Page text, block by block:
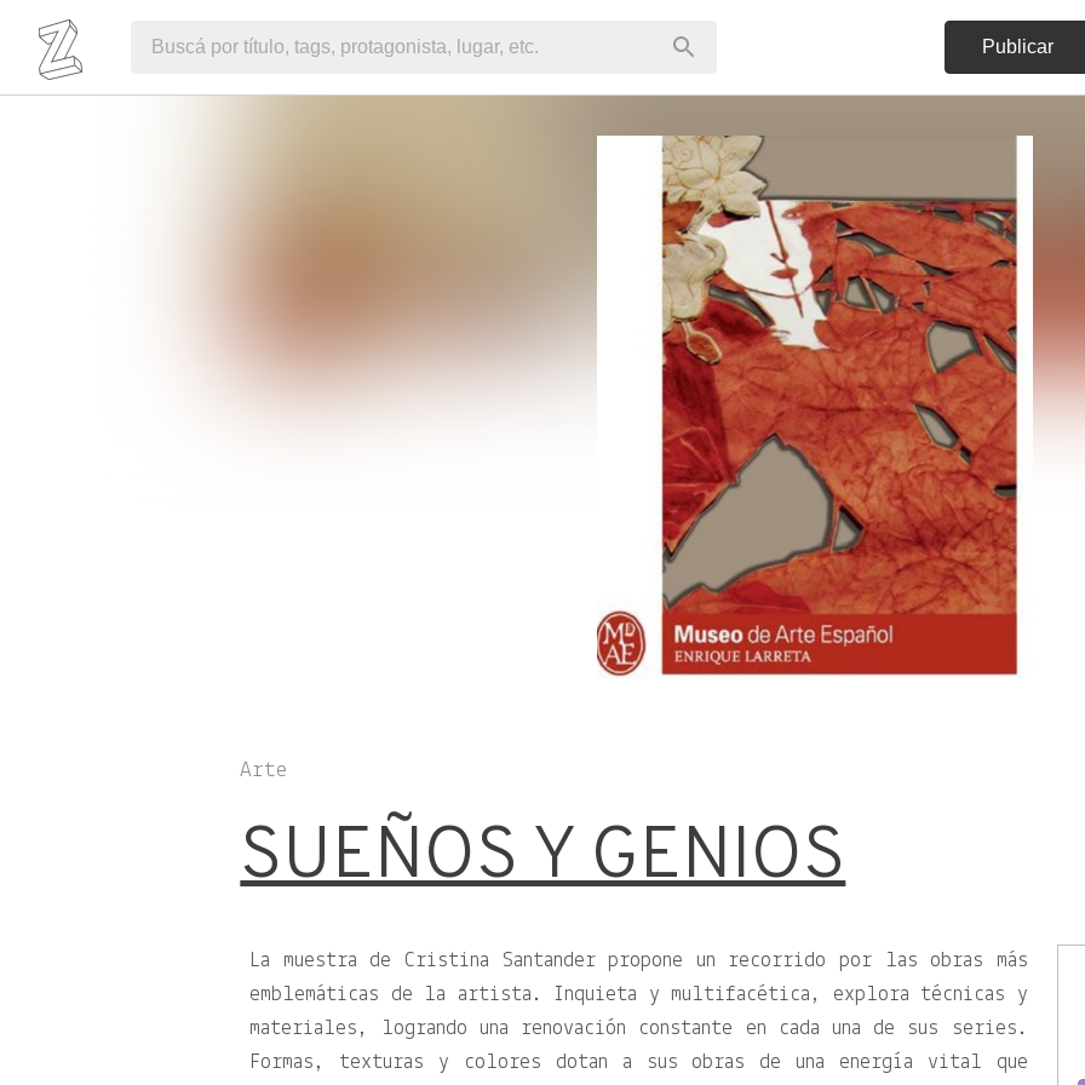
Publicar
Arte
SUEÑOS Y GENIOS
La muestra de Cristina Santander propone un recorrido por las obras más
emblemáticas de la artista. Inquieta y multifacética, explora técnicas y
materiales, logrando una renovación constante en cada una de sus series.
Formas, texturas y colores dotan a sus obras de una energía vital que